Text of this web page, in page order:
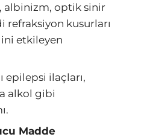
albinizm, optik sinir
refraksiyon kusurları
etkileyen
epilepsi ilaçları,
alkol gibi
Madde